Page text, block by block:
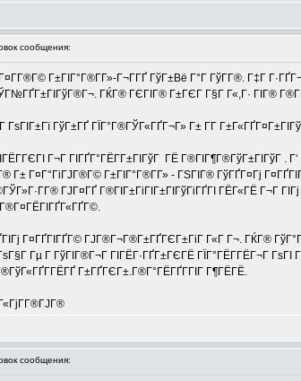
сообщения:
Г®Г¤Г­Г®Г© Г±ГІГ°Г®Г­Г»-Г¬Г­ГҐ ГўГ±Вё Г°Г ГўГ­Г®. Г‡Г
ГЌГ® ГЄГІГ® Г±ГЄГ Г§Г Г«,Г· ГІГ®
ГўГ±ГҐ ГЇГ°Г®ГЎГ«ГҐГ¬Г» Г± Г­Г
Г¬Г ГІГҐГ°ГЁГ­Г±ГІГўГ ГЁ Г®ГІГ¶Г®ГўГ±ГІГўГ
Г± Г¤Г°ГіГЈГ®Г© Г±ГІГ°Г®Г­Г» - ГЅГІГ® ГўГҐГ¤Гј
ГЈГ¤ГҐ Г®ГІГ±ГіГІГ±ГІГўГіГҐГІ ГЁГ«ГЁ Г¬Г
Г¤ГҐГІГҐГ© ГЈГ®Г¬Г®Г±ГҐГЄГ±ГіГ Г«Г Г¬. ГЌГ®
Гµ Г ГўГІГ®Г¬Г ГІГЁГ·ГҐГ±ГЄГЁ ГЇГ°ГЁГ­ГЁГ¬Г ГѕГІ
Г±ГҐГЄГ±.Г®Г°ГЁГҐГ­ГІГ Г¶ГЁГЁ.
сообщения: